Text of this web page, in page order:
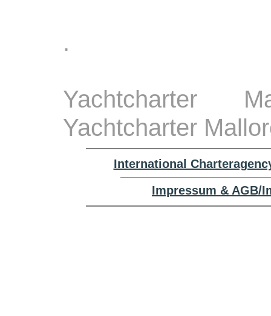
.
Yachtcharter
Yachtcharter
International
Impressum & AGB/